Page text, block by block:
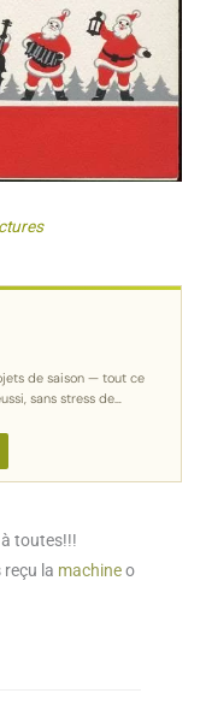
de saison — tout ce
sans stress de
toutes!!!
reçu la machineo